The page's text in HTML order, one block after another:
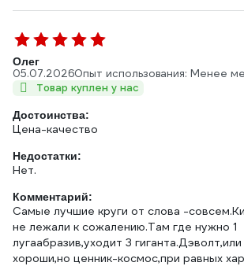
Олег
05.07.2026Опыт использования: Менее
Товар куплен у нас
Достоинства:
Цена-качество
Недостатки:
Нет.
Комментарий:
Самые лучшие круги от слова -
не лежали к сожалению.Там где нужно 1
лугаабразив,уходит 3
хороши,но ценник-космос,при равных